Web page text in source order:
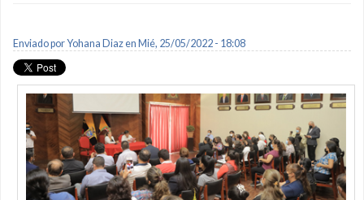
Enviado porYohana Diazen Mié, 25/05/2022 - 18:08